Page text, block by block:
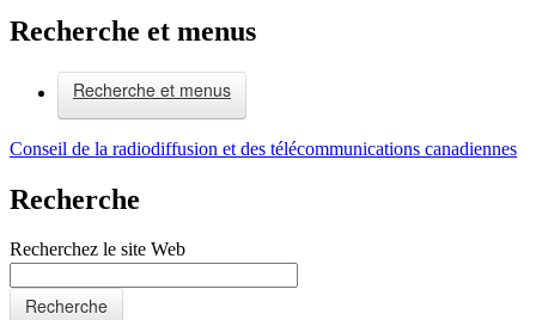
Recherche et menus
Recherche et menus
Conseil de la radiodiffusion et des télécommunications canadiennes
Recherche
Recherchez le site Web
Recherche